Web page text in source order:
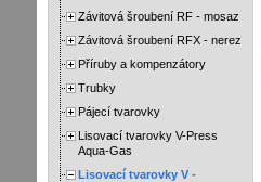
Závitová šroubení RF - mosaz
Závitová šroubení RFX - nerez
Příruby a kompenzátory
Trubky
Pájecí tvarovky
Lisovací tvarovky V-Press
Aqua-Gas
Lisovací tvarovky V -